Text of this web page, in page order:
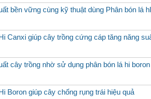
bền vững cùng kỹ thuật dùng Phân bón lá
Canxi giúp cây trồng cứng cáp tăng năng
cây trồng nhờ sử dụng phân bón lá hi
Boron giúp cây chống rụng trái hiệu quả